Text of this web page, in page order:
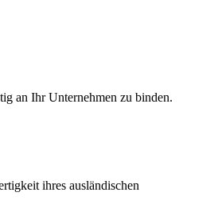
an Ihr Unternehmen zu binden.
ihres ausländischen